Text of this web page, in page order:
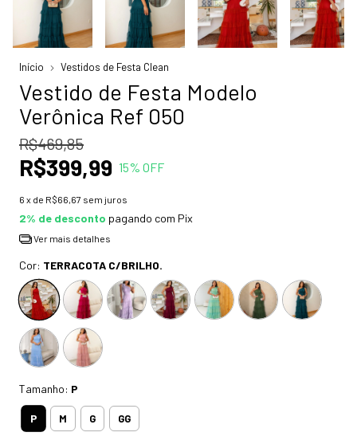
Início Vestidos de Festa Clean
Vestido de Festa Modelo
Verônica Ref 050
R$469,85
R$399,99 15% OFF
6 x de R$66,67 sem juros
2% de desconto pagando com Pix
Ver mais detalhes
Cor: TERRACOTA C/BRILHO.
Tamanho: P
P M G GG